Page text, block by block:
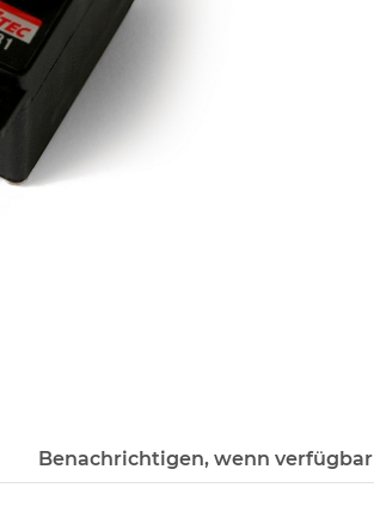
Benachrichtigen, wenn verfügbar